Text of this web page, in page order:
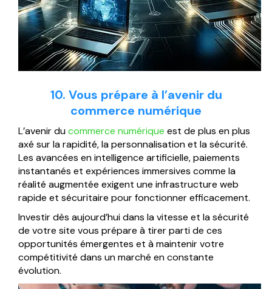
10. Vous prépare à l’avenir du
commerce numérique
L’avenir ducommerce numérique est de plus en plus
axé sur la rapidité, la personnalisation et la sécurité.
Les avancées en intelligence artificielle, paiements
instantanés et expériences immersives comme la
réalité augmentée exigent une infrastructure web
rapide et sécuritaire pour fonctionner efficacement.
Investir dès aujourd’hui dans la vitesse et la sécurité
de votre site vous prépare à tirer parti de ces
opportunités émergentes et à maintenir votre
compétitivité dans un marché en constante
évolution.